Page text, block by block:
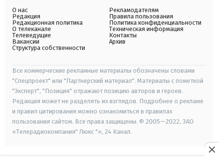
О нас
Редакция
Редакционная политика
О телеканале
Телеведущие
Вакансии
Структура собственности
Рекламодателям
Правила пользования
Политика конфиденциальности
Техническая информация
Контакты
Архив
Все коммерческие рекламные материалы обозначены словами
"Спецпроект" или "Партнерский материал". Материалы с пометкой
"Эксперт", "Позиция" отражают позицию авторов и героев.
Редакция может не разделять их взглядов. Подробнее о рекламе
и правил цитирования можно ознакомиться в правилах
пользования сайтом. Все права защищены. © 2005—2022, ЗАО
«Телерадиокомпания" Люкс "», 24 Канал.